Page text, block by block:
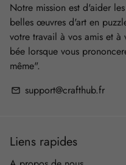
Notre mission est d'aider
belles œuvres d'art en
votre travail à vos amis et
bée lorsque vous
même".
email support@crafthub.fr
Liens rapides